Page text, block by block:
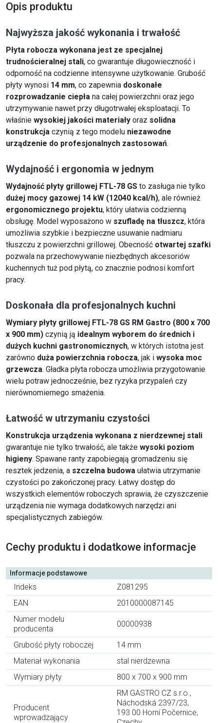
Opis produktu
Najwyższa jakość wykonania i trwałość
Płyta robocza wykonana jest ze specjalnej
trudnościeralnej stali, co gwarantuje długowieczność i
odporność na codzienne intensywne użytkowanie. Grubość
płyty wynosi 14 mm, co zapewnia doskonałe
rozprowadzanie ciepła na całej powierzchni oraz jego
utrzymywanie nawet przy długotrwałej eksploatacji. To
właśnie wysokiej jakości materiały oraz solidna
konstrukcja czynią z tego modelu niezawodne
urządzenie do profesjonalnych zastosowań.
Wydajność i ergonomia w jednym
Wydajność płyty grillowej FTL-78 GS to zasługa nie tylko
dużej mocy gazowej 14 kW (12040 kcal/h), ale również
ergonomicznego projektu, który ułatwia codzienną
obsługę. Model wyposażono w szufladę na tłuszcz, która
umożliwia szybkie i bezpieczne usuwanie nadmiaru
tłuszczu z powierzchni grillowej. Obecność otwartej szafki
pozwala na przechowywanie niezbędnych akcesoriów
kuchennych tuż pod płytą, co znacznie podnosi komfort
pracy.
Doskonała dla profesjonalnych kuchni
Wymiary płyty grillowej FTL-78 GS RM Gastro (800 x 700
x 900 mm) czynią ją idealnym wyborem do średnich i
dużych kuchni gastronomicznych, w których istotna jest
zarówno duża powierzchnia robocza, jak i wysoka moc
grzewcza. Gładka płyta robocza umożliwia przygotowanie
wielu potraw jednocześnie, bez ryzyka przypaleń czy
nierównomiernego smażenia.
Łatwość w utrzymaniu czystości
Konstrukcja urządzenia wykonana z nierdzewnej stali
gwarantuje nie tylko trwałość, ale także wysoki poziom
higieny. Spawane ranty zapobiegają gromadzeniu się
resztek jedzenia, a szczelna budowa ułatwia utrzymanie
czystości po zakończonej pracy. Łatwy dostęp do
wszystkich elementów roboczych sprawia, że czyszczenie
urządzenia nie wymaga dodatkowych narzędzi ani
specjalistycznych zabiegów.
Cechy produktu i dodatkowe informacje
Informacje podstawowe
Indeks
Z081295
EAN
2010000087145
Numer modelu
producenta
00000938
Grubość płyty roboczej
14 mm
Materiał wykonania
stal nierdzewna
Wymiary płyty
800 x 700 x 900 mm
Producent
wprowadzający
RM GASTRO CZ s.r.o.,
Náchodská 2397/23,
193 00 Horní Počernice,